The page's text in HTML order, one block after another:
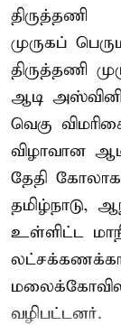
திருத்தணி
முருகப்
திருத்தணி
ஆடி
வெகு
விழாவான
தேதி
தமிழ்நாடு,
உள்ளிட்ட
வழிபட்டனர்.